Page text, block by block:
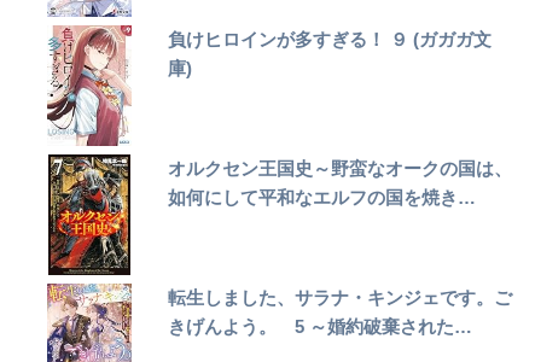
負けヒロインが多すぎる！ ９ (ガガガ文
庫)
オルクセン王国史～野蛮なオークの国は、
如何にして平和なエルフの国を焼き…
転生しました、サラナ・キンジェです。ご
きげんよう。 5 ～婚約破棄された…